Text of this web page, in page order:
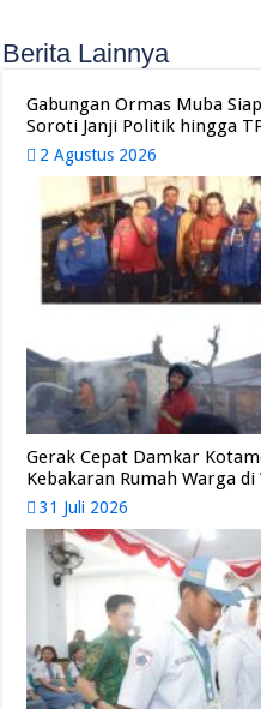
Berita Lainnya
Gabungan Ormas Muba
Soroti Janji Politik hingga
2 Agustus 2026
Gerak Cepat Damkar
Kebakaran Rumah Warga
31 Juli 2026